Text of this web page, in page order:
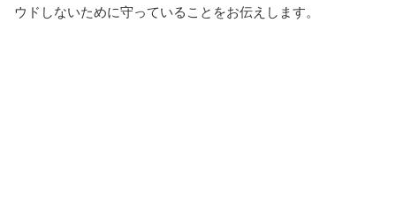
ウドしないために守っていることをお伝えします。